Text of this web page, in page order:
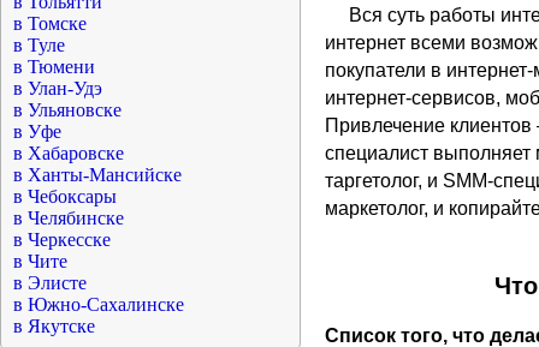
Вся суть работы
интернет всеми
покупатели в
интернет-сервисов,
Привлечение
специалист выполняет
таргетолог, и SMM-
маркетолог, и
Список того, что
в Томске
в Туле
в Тюмени
в Улан-Удэ
в Ульяновске
в Уфе
в Хабаровске
в Ханты-Мансийске
в Чебоксары
в Челябинске
в Черкесске
в Чите
в Элисте
в Южно-Сахалинске
в Якутске